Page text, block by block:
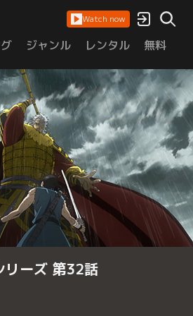
Watch now
ジャンル レンタル 無料
リーズ 第32話